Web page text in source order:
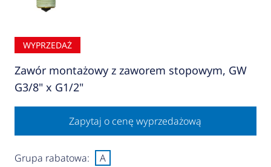
WYPRZEDAŻ
Zawór montażowy z zaworem stopowym, GW
G3/8" x G1/2"
Zapytaj o cenę wyprzedażową
Grupa rabatowa: A